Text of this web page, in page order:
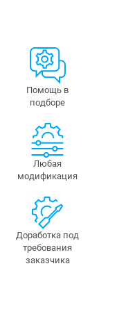
Помощь в
подборе
Любая
модификация
Доработка под
требования
заказчика